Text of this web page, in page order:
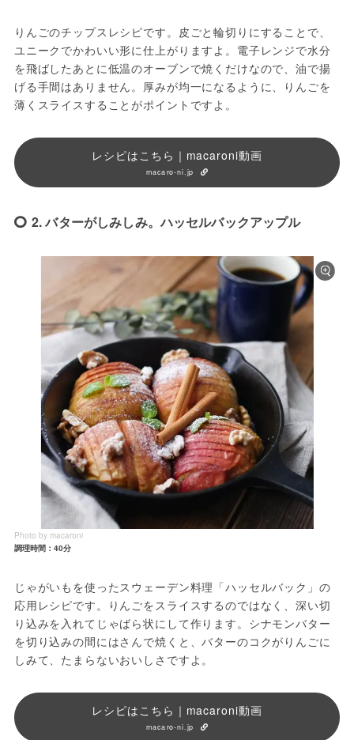
りんごのチップスレシピです。皮ごと輪切りにすることで、
ユニークでかわいい形に仕上がりますよ。電子レンジで水分
を飛ばしたあとに低温のオーブンで焼くだけなので、油で揚
げる手間はありません。厚みが均一になるように、りんごを
薄くスライスすることがポイントですよ。
レシピはこちら｜macaroni動画
macaro-ni.jp
2. バターがしみしみ。ハッセルバックアップル
Photo by macaroni
調理時間：40分
じゃがいもを使ったスウェーデン料理「ハッセルバック」の
応用レシピです。りんごをスライスするのではなく、深い切
り込みを入れてじゃばら状にして作ります。シナモンバター
を切り込みの間にはさんで焼くと、バターのコクがりんごに
しみて、たまらないおいしさですよ。
レシピはこちら｜macaroni動画
macaro-ni.jp